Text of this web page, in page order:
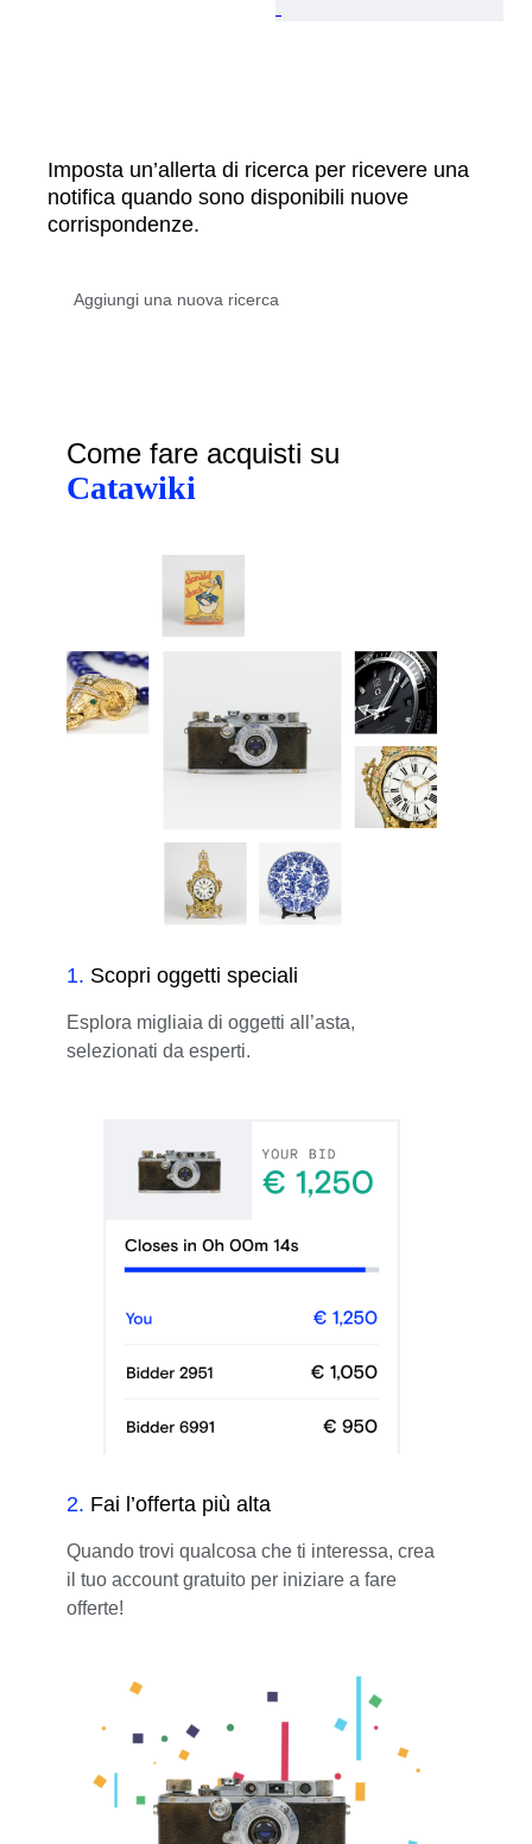
Imposta un’allerta di ricerca per ricevere una
notifica quando sono disponibili nuove
corrispondenze.
Come fare acquisti su
Catawiki
1. Scopri oggetti speciali
Esplora migliaia di oggetti all’asta,
selezionati da esperti.
2. Fai l’offerta più alta
Quando trovi qualcosa che ti interessa, crea
il tuo account gratuito per iniziare a fare
offerte!